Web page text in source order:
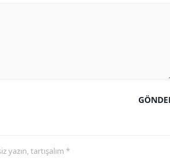
yazın, tartışalım *